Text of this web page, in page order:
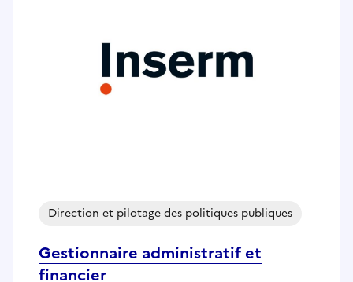
Gestionnaire administratif et
financier
Direction et pilotage des politiques publiques